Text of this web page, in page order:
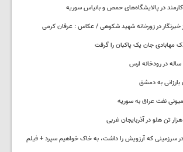
خبرنگار در زورخانه شهید شکوهی / عکاس : عرفان کرمی
مهابادی جان یک پاکبان را گرفت
به دمشق
نفت عراق به سوریه
در سرزمینی که آرزویش را داشت، به خاک خواهیم سپرد + فیلم